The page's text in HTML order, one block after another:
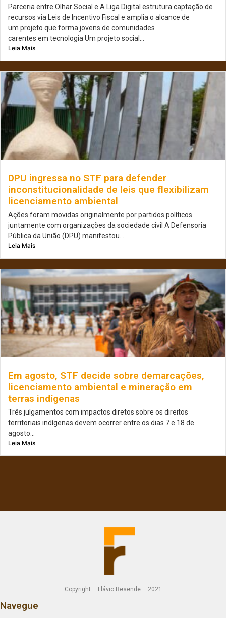
Parceria entre Olhar Social e A Liga Digital estrutura captação de
recursos via Leis de Incentivo Fiscal e amplia o alcance de
um projeto que forma jovens de comunidades
carentes em tecnologia Um projeto social...
Leia Mais
DPU ingressa no STF para defender
inconstitucionalidade de leis que flexibilizam
licenciamento ambiental
Ações foram movidas originalmente por partidos políticos
juntamente com organizações da sociedade civil A Defensoria
Pública da União (DPU) manifestou...
Leia Mais
Em agosto, STF decide sobre demarcações,
licenciamento ambiental e mineração em
terras indígenas
Três julgamentos com impactos diretos sobre os direitos
territoriais indígenas devem ocorrer entre os dias 7 e 18 de
agosto...
Leia Mais
Copyright – Flávio Resende – 2021
Navegue